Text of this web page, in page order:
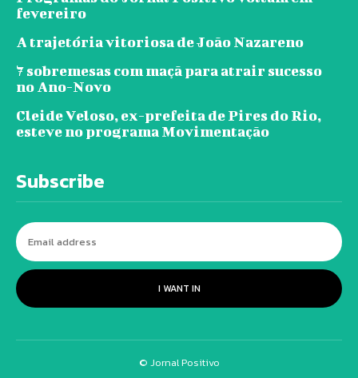
fevereiro
A trajetória vitoriosa de João Nazareno
7 sobremesas com maçã para atrair sucesso
no Ano-Novo
Cleide Veloso, ex-prefeita de Pires do Rio,
esteve no programa Movimentação
Subscribe
I WANT IN
© Jornal Positivo